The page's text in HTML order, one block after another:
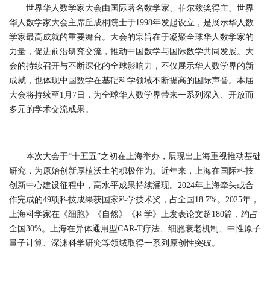
世界华人数学家大会由国际著名数学家、菲尔兹奖得主、世界
华人数学家大会主席丘成桐院士于1998年发起设立，是展示华人数
学家最高成就的重要舞台。大会的宗旨在于凝聚全球华人数学家的
力量，促进前沿研究交流，推动中国数学与国际数学共同发展。大
会的持续召开与不断深化的全球影响力，不仅展示华人数学界的新
成就，也体现中国数学在基础科学领域不断提高的国际声誉。本届
大会将持续至1月7日，为全球华人数学界带来一系列深入、开放而
多元的学术交流成果。
本次大会于“十五五”之初在上海举办，展现出上海重视推动基础
研究，为原始创新厚植沃土的积极作为。近年来，上海在国际科技
创新中心建设征程中，高水平成果持续涌现。2024年上海牵头或合
作完成的49项科技成果获国家科学技术奖，占全国18.7%。2025年，
上海科学家在《细胞》《自然》《科学》上发表论文超180篇，约占
全国30%。上海在异体通用型CAR-T疗法、细胞衰老机制、中性原子
量子计算、深渊科学研究等领域取得一系列原创性突破。